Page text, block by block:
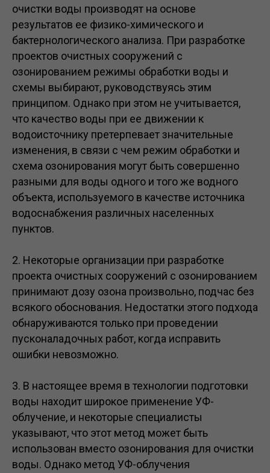
очистки воды производят на основе
результатов ее физико-химического и
бактернологического анализа. При разработке
проектов очистных сооружений с
озонированием режимы обработки воды и
схемы выбирают, руководствуясь этим
принципом. Однако при этом не учитывается,
что качество воды при ее движении к
водоисточнику претерпевает значительные
изменения, в связи с чем режим обработки и
схема озонирования могут быть совершенно
разными для воды одного и того же водного
объекта, используемого в качестве источника
водоснабжения различных населенных
пунктов.
2. Некоторые организации при разработке
проекта очистных сооружений с озонированием
принимают дозу озона произвольно, подчас без
всякого обоснования. Недостатки этого подхода
обнаруживаются только при проведении
пусконаладочных работ, когда исправить
ошибки невозможно.
3. В настоящее время в технологии подготовки
воды находит широкое применение УФ-
облучение, и некоторые специалисты
указывают, что этот метод может быть
использован вместо озонирования для очистки
воды. Однако метод УФ-облучения